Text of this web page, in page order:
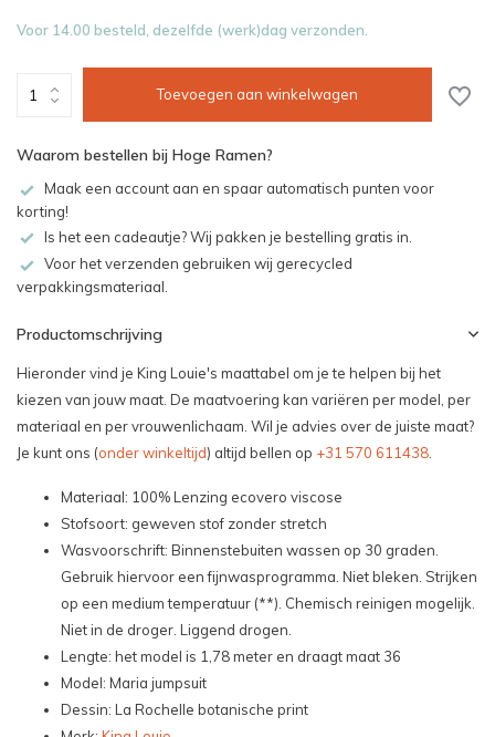
Voor 14.00 besteld, dezelfde (werk)dag verzonden.
Toevoegen aan winkelwagen
Waarom bestellen bij Hoge Ramen?
Maak een account aan en spaar automatisch punten voor
korting!
Is het een cadeautje? Wij pakken je bestelling gratis in.
Voor het verzenden gebruiken wij gerecycled
verpakkingsmateriaal.
Productomschrijving
Hieronder vind je King Louie's maattabel om je te helpen bij het
kiezen van jouw maat. De maatvoering kan variëren per model, per
materiaal en per vrouwenlichaam. Wil je advies over de juiste maat?
Je kunt ons (onder winkeltijd) altijd bellen op +31 570 611438.
Materiaal: 100% Lenzing ecovero viscose
Stofsoort: geweven stof zonder stretch
Wasvoorschrift: Binnenstebuiten wassen op 30 graden.
Gebruik hiervoor een fijnwasprogramma. Niet bleken. Strijken
op een medium temperatuur (**). Chemisch reinigen mogelijk.
Niet in de droger. Liggend drogen.
Lengte: het model is 1,78 meter en draagt maat 36
Model: Maria jumpsuit
Dessin: La Rochelle botanische print